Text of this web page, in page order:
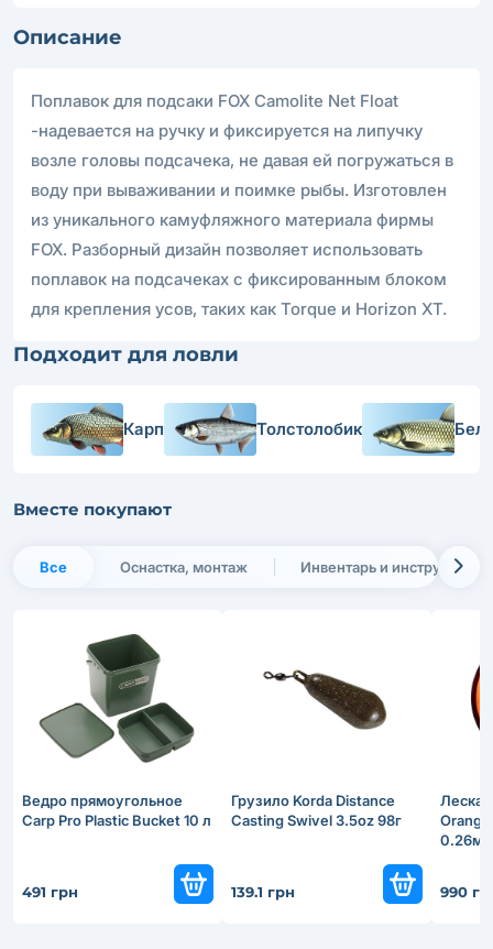
Описание
Поплавок для подсаки FOX Camolite Net Float
-надевается на ручку и фиксируется на липучку
возле головы подсачека, не давая ей погружаться в
воду при вываживании и поимке рыбы. Изготовлен
из уникального камуфляжного материала фирмы
FOX. Разборный дизайн позволяет использовать
поплавок на подсачеках с фиксированным блоком
для крепления усов, таких как Torque и Horizon XT.
Подходит для ловли
Карп Толстолобик
Вместе покупают
Все Оснастка, монтаж Инвентарь и инструменты
Вeдро прямоугольное
Carp Pro Plastic Bucket 10 л
491 грн
Грузило Korda Distance
Casting Swivel 3.5oz 98г
139.1 грн
Леска
0.26мм
990